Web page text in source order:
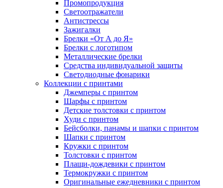
Промопродукция
Светоотражатели
Антистрессы
Зажигалки
Брелки «От А до Я»
Брелки с логотипом
Металлические брелки
Средства индивидуальной защиты
Светодиодные фонарики
Коллекции с принтами
Джемперы с принтом
Шарфы с принтом
Детские толстовки с принтом
Худи с принтом
Бейсболки, панамы и шапки с принтом
Шапки с принтом
Кружки с принтом
Толстовки с принтом
Плащи-дождевики с принтом
Термокружки с принтом
Оригинальные ежедневники с принтом